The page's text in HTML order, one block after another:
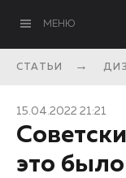
МЕНЮ
СТАТЬИ
15.04.2022 21:21
это